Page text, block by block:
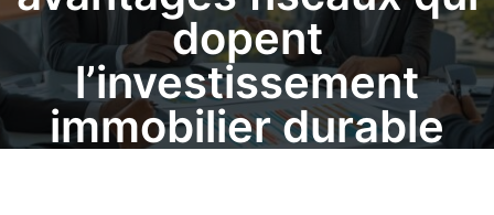
dopent
l’investissement
immobilier durable